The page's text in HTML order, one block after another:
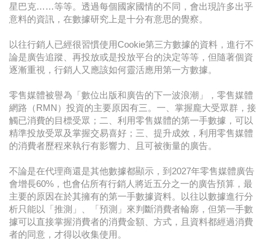
星巴克……等等。透過每個國家國情的不同，會出現許多出乎
意料的資訊，在數據研究上是十分有意思的覺察。
以往行銷人已經很習慣使用Cookie第三方數據的資料，進行不
論是廣告追蹤、再投放或是投放平台的決定等等，但隨著個資
逐漸重視，行銷人又應該如何靈活應用第一方數據。
零售媒體被譽為「數位出版和廣告的下一波浪潮」，零售媒體
網路（RMN）投資的主要原因有三。一、掌握龐大受眾群，接
觸已消費的目標受眾；二、利用零售媒體的第一手數據，可以
精準投放受眾及掌握交易喜好；三、提升成效，利用零售媒體
的消費者歷程來執行有影響力、且可被衡量的廣告。
不論是在代理商還是其他數據都顯示，到2027年零售媒體廣告
會增長60%，也會佔所有行銷人將近五分之一的廣告預算，最
主要的原因在於其擁有的第一手數據資料。以往以數據進行分
析只能以「推測」、「預測」來判斷消費者輪廓，但第一手數
據可以直接掌握消費者的消費金額、方式，且資料都經過消費
者的同意，才得以收集使用。